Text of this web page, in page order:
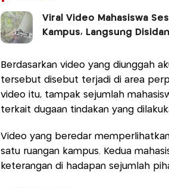
Viral Video Mahasiswa
Kampus, Langsung
Berdasarkan video yang diunggah
tersebut disebut terjadi di area
video itu, tampak sejumlah
terkait dugaan tindakan yang
Video yang beredar
satu ruangan kampus. Kedua
keterangan di hadapan sejumlah